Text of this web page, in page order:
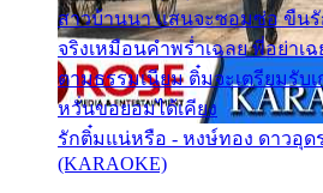
สาวบ้านนา แสนจะซอมซ่อ ขืน
จริงเหมือนคำพร่ำเฉลย พี่อย่า
ตามธรรมเนียม ติ๋มจะเตรียมรับ
หวั่นขอยอมได้เคียง
รักติ๋มแน่หรือ - หงษ์ทอง ดาวอุด
(KARAOKE)